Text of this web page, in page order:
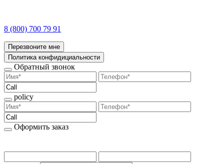
8 (800) 700 79 91
Перезвоните мне
Политика конфидициальности
Обратный звонок
policy
Оформить заказ